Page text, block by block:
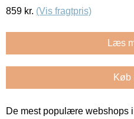
859 kr. (Vis fragtpris)
Læs
Køb
De mest populære webshops